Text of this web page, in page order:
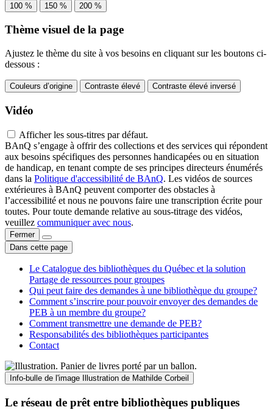
100 % 150 % 200 %
Thème visuel de la page
Ajustez le thème du site à vos besoins en cliquant sur les boutons ci-
dessous :
Couleurs d’origine Contraste élevé Contraste élevé inversé
Vidéo
Afficher les sous-titres par défaut.
BAnQ s’engage à offrir des collections et des services qui répondent
aux besoins spécifiques des personnes handicapées ou en situation
de handicap, en tenant compte de ses principes directeurs énumérés
dans la Politique d'accessibilité de BAnQ. Les vidéos de sources
extérieures à BAnQ peuvent comporter des obstacles à
l’accessibilité et nous ne pouvons faire une transcription écrite pour
toutes. Pour toute demande relative au sous-titrage des vidéos,
veuillez communiquer avec nous.
Fermer
Dans cette page
Le Catalogue des bibliothèques du Québec et la solution
Partage de ressources pour groupes
Qui peut faire des demandes à une bibliothèque du groupe?
Comment s’inscrire pour pouvoir envoyer des demandes de
PEB à un membre du groupe?
Comment transmettre une demande de PEB?
Responsabilités des bibliothèques participantes
Contact
Info-bulle de l'image Illustration de Mathilde Corbeil
Le réseau de prêt entre bibliothèques publiques